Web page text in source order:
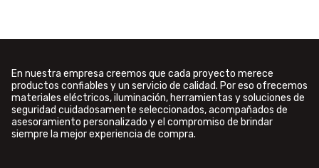
En nuestra empresa creemos que cada proyecto merece
productos confiables y un servicio de calidad. Por eso ofrecemos
materiales eléctricos, iluminación, herramientas y soluciones de
seguridad cuidadosamente seleccionados, acompañados de
asesoramiento personalizado y el compromiso de brindar
siempre la mejor experiencia de compra.